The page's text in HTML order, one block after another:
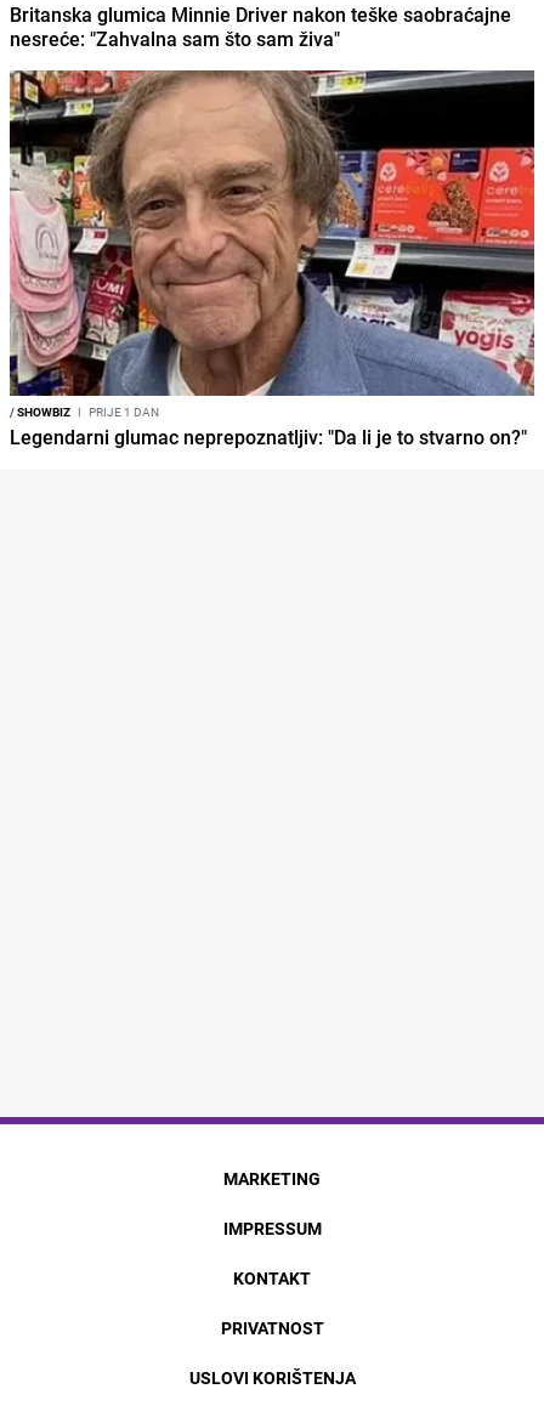
Britanska glumica Minnie Driver nakon teške saobraćajne
nesreće: "Zahvalna sam što sam živa"
/SHOWBIZ I PRIJE 1 DAN
Legendarni glumac neprepoznatljiv: "Da li je to stvarno on?"
MARKETING
IMPRESSUM
KONTAKT
PRIVATNOST
USLOVI KORIŠTENJA